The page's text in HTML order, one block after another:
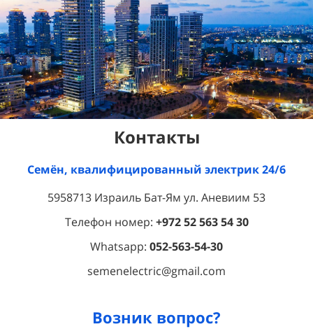
Контакты
Семён, квалифицированный электрик 24/6
5958713 Израиль Бат-Ям ул. Аневиим 53
Телефон номер: +972 52 563 54 30
Whatsapp: 052-563-54-30
semenelectric@gmail.com
Возник вопрос?